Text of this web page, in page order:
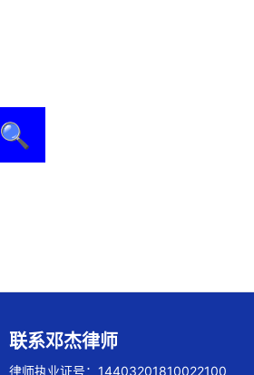
🔍
联系邓杰律师
律师执业证号：14403201810022100